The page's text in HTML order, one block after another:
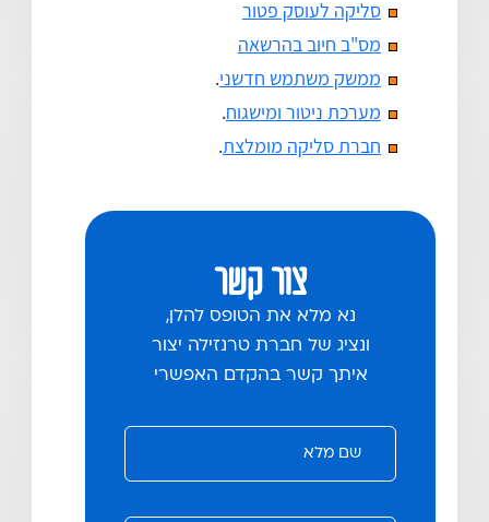
סליקה לעוסק פטור
מס"ב חיוב בהרשאה
ממשק משתמש חדשני.
מערכת ניטור ומישגוח.
חברת סליקה מומלצת.
צור קשר
נא מלא את הטופס להלן,
ונציג של חברת טרנזילה יצור
איתך קשר בהקדם האפשרי